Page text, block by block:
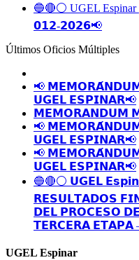
🔵🔴⚪️ UGEL
𝟬𝟭𝟮-𝟮𝟬𝟮𝟲📢
Últimos Oficios Múltiples
📢 𝗠𝗘𝗠𝗢𝗥𝗔́𝗡𝗗𝗨𝗠
𝗨𝗚𝗘𝗟 𝗘𝗦𝗣𝗜𝗡𝗔𝗥📢
𝗠𝗘𝗠𝗢𝗥𝗔𝗡𝗗𝗨𝗠
📢 𝗠𝗘𝗠𝗢𝗥𝗔́𝗡𝗗𝗨𝗠
𝗨𝗚𝗘𝗟 𝗘𝗦𝗣𝗜𝗡𝗔𝗥📢
📢 𝗠𝗘𝗠𝗢𝗥𝗔́𝗡𝗗𝗨𝗠
𝗨𝗚𝗘𝗟 𝗘𝗦𝗣𝗜𝗡𝗔𝗥📢
🔵🔴⚪️ 𝗨𝗚𝗘𝗟
𝗥𝗘𝗦𝗨𝗟𝗧𝗔𝗗𝗢𝗦
𝗗𝗘𝗟 𝗣𝗥𝗢𝗖𝗘𝗦𝗢
𝗧𝗘𝗥𝗖𝗘𝗥𝗔 𝗘𝗧𝗔𝗣𝗔
UGEL Espinar